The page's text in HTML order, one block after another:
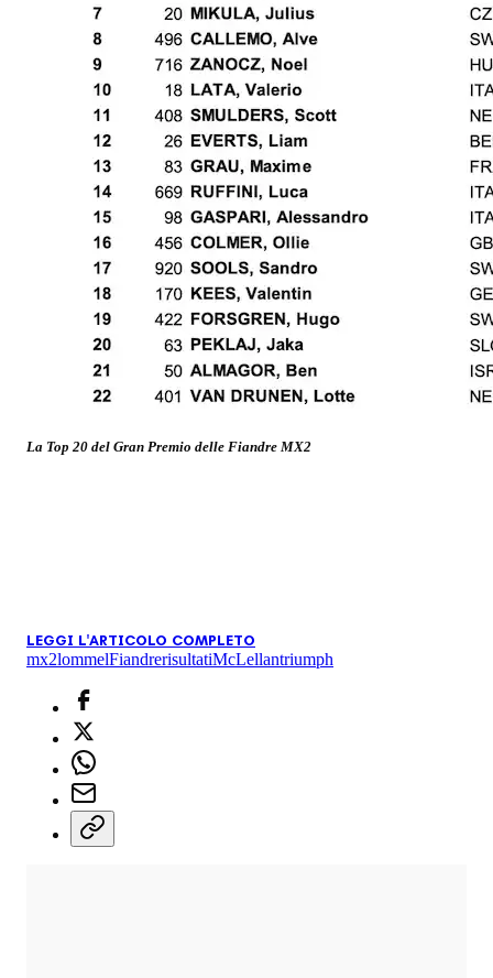
La Top 20 del Gran Premio delle Fiandre MX2
LEGGI L'ARTICOLO COMPLETO
mx2lommelFiandrerisultatiMcLellantriumph